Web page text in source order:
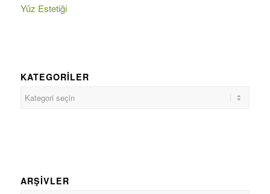
Yüz Estetiği
KATEGORILER
ARŞIVLER